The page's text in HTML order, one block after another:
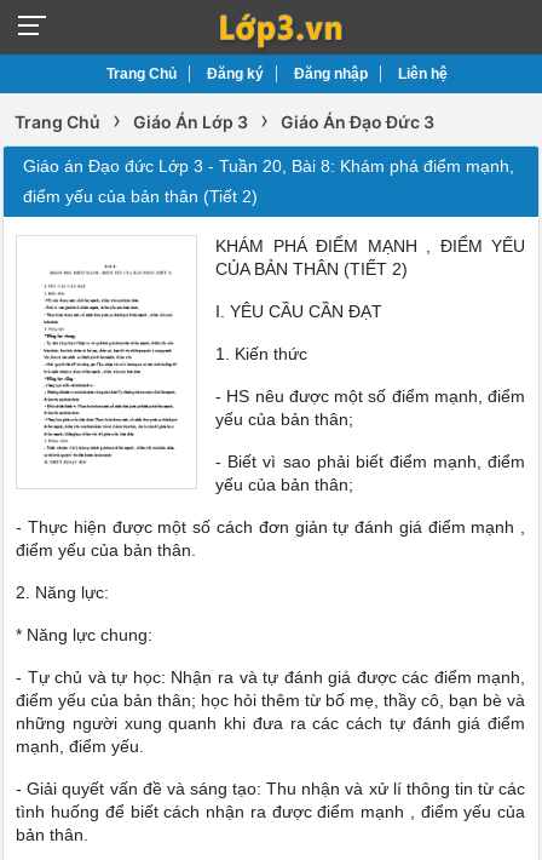
Trang Chủ Đăng ký Đăng nhập Liên hệ
Trang Chủ › Giáo Án Lớp 3 › Giáo Án Đạo Đức 3
Giáo án Đạo đức Lớp 3 - Tuần 20, Bài 8: Khám phá điểm mạnh,
điểm yếu của bản thân (Tiết 2)
KHÁM PHÁ ĐIỂM MẠNH , ĐIỂM YẾU
CỦA BẢN THÂN (TIẾT 2)
I. YÊU CẦU CẦN ĐẠT
1. Kiến thức
- HS nêu được một số điểm mạnh, điểm
yếu của bản thân;
- Biết vì sao phải biết điểm mạnh, điểm
yếu của bản thân;
- Thực hiện được một số cách đơn giản tự đánh giá điểm mạnh ,
điểm yếu của bản thân.
2. Năng lực:
* Năng lực chung:
- Tự chủ và tự học: Nhận ra và tự đánh giá được các điểm mạnh,
điểm yếu của bản thân; học hỏi thêm từ bố mẹ, thầy cô, bạn bè và
những người xung quanh khi đưa ra các cách tự đánh giá điểm
mạnh, điểm yếu.
- Giải quyết vấn đề và sáng tạo: Thu nhận và xử lí thông tin từ các
tình huống để biết cách nhận ra được điểm mạnh , điểm yếu của
bản thân.